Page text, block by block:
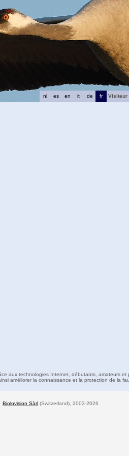
fr
de
it
en
es
nl
Visiteur
aux technologies Internet, débutants, amateurs
améliorer la connaissance et la protection de la
Biolovision Sàrl (Switzerland), 2003-2026